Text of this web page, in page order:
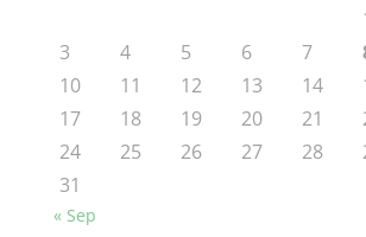
3
4 5 6 7
10
11 12 13 14
17
18 19 20 21
24
25 26 27 28
31
« Sep